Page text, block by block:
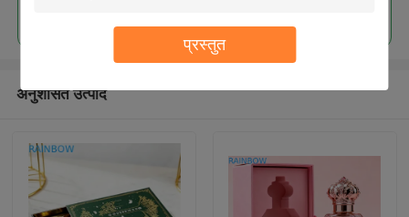
प्रस्तुत
अनुशंसित उत्पाद